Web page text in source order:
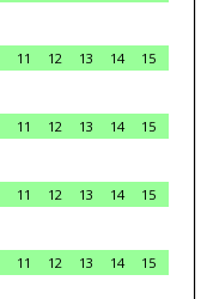
11 12 13 14
15
11 12 13 14
15
11 12 13 14
15
11 12 13 14
15